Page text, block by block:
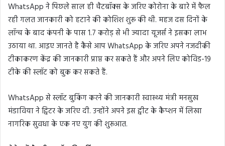
WhatsApp ने पिछले साल ही चैटबॉक्स के जरिए कोरोना के बारे में फैल
रही गलत जानकारी को हटाने की कोशिश शुरू की थी. महज दस दिनों के
लॉन्च के बाद कंपनी के पास 1.7 करोड़ से भी ज्यादा यूजर्स ने इसका लाभ
उठाया था. आइए जानते है कैसे आप WhatsApp के जरिए अपने नजदीकी
टीकाकरण केंद्र की जानकारी प्राप्त कर सकते हैं और अपने लिए कोविड-19
टीके की स्लॉट को बुक कर सकते हैं.
WhatsApp से स्लॉट बुकिंग करने की जानकारी स्वास्थ्य मंत्री मनसुख
मंडाविया ने ट्विटर के जरिए दी. उन्होंने अपने इस ट्वीट के कैप्शन में लिखा
नागरिक सुवधा के एक नए युग की शुरूआत.